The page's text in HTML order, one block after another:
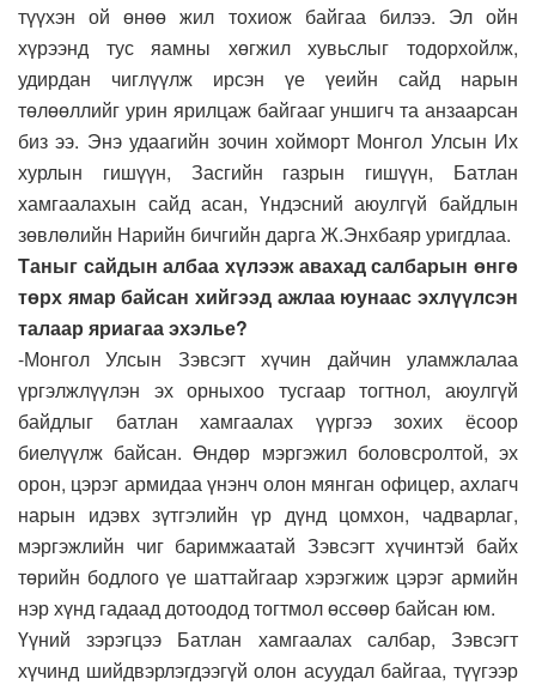
түүхэн ой өнөө жил тохиож байгаа билээ. Эл ойн
хүрээнд тус яамны хөгжил хувьслыг тодорхойлж,
удирдан чиглүүлж ирсэн үе үеийн сайд нарын
төлөөллийг урин ярилцаж байгааг уншигч та анзаарсан
биз ээ. Энэ удаагийн зочин хойморт Монгол Улсын Их
хурлын гишүүн, Засгийн газрын гишүүн, Батлан
хамгаалахын сайд асан, Үндэсний аюулгүй байдлын
зөвлөлийн Нарийн бичгийн дарга Ж.Энхбаяр уригдлаа.
Таныг сайдын албаа хүлээж авахад салбарын өнгө
төрх ямар байсан хийгээд ажлаа юунаас эхлүүлсэн
талаар яриагаа эхэлье?
-Монгол Улсын Зэвсэгт хүчин дайчин уламжлалаа
үргэлжлүүлэн эх орныхоо тусгаар тогтнол, аюулгүй
байдлыг батлан хамгаалах үүргээ зохих ёсоор
биелүүлж байсан. Өндөр мэргэжил боловсролтой, эх
орон, цэрэг армидаа үнэнч олон мянган офицер, ахлагч
нарын идэвх зүтгэлийн үр дүнд цомхон, чадварлаг,
мэргэжлийн чиг баримжаатай Зэвсэгт хүчинтэй байх
төрийн бодлого үе шаттайгаар хэрэгжиж цэрэг армийн
нэр хүнд гадаад дотоодод тогтмол өссөөр байсан юм.
Үүний зэрэгцээ Батлан хамгаалах салбар, Зэвсэгт
хүчинд шийдвэрлэгдээгүй олон асуудал байгаа, түүгээр